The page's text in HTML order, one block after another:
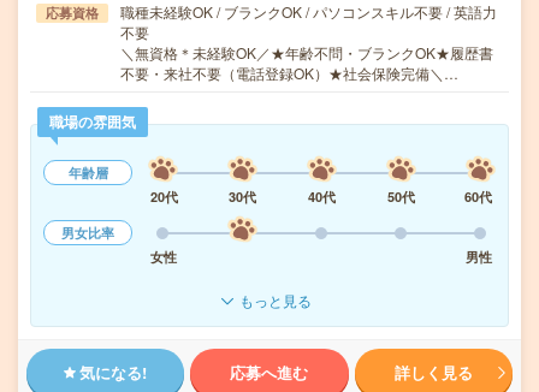
応募資格
職種未経験OK / ブランクOK / パソコンスキル不要 / 英語力
不要
＼無資格＊未経験OK／★年齢不問・ブランクOK★履歴書
不要・来社不要（電話登録OK）★社会保険完備＼…
職場の雰囲気
年齢層
20代
30代 40代 50代
60代
男女比率
女性
男性
もっと見る
気になる! 応募へ進む 詳しく見る